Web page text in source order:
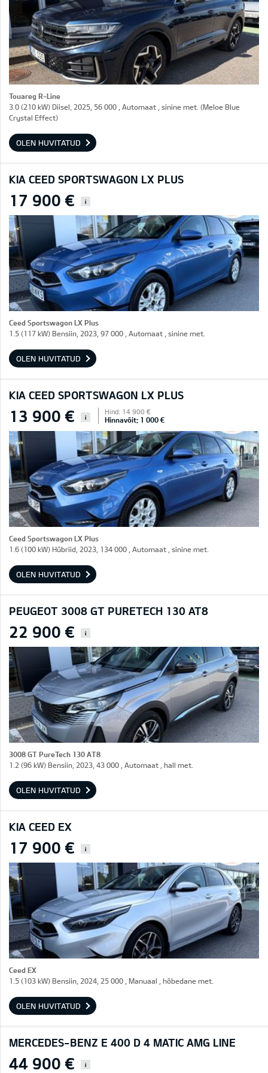
Touareg R-Line
3.0 (210 kW) Diisel, 2025, 56 000 , Automaat , sinine met. (Meloe Blue
Crystal Effect)
OLEN HUVITATUD
KIA CEED SPORTSWAGON LX PLUS
17 900 € i
Ceed Sportswagon LX Plus
1.5 (117 kW) Bensiin, 2023, 97 000 , Automaat , sinine met.
OLEN HUVITATUD
KIA CEED SPORTSWAGON LX PLUS
13 900 € i
Hind: 14 900 €
Hinnavõit: 1 000 €
Ceed Sportswagon LX Plus
1.6 (100 kW) Hübriid, 2023, 134 000 , Automaat , sinine met.
OLEN HUVITATUD
PEUGEOT 3008 GT PURETECH 130 AT8
22 900 € i
3008 GT PureTech 130 AT8
1.2 (96 kW) Bensiin, 2023, 43 000 , Automaat , hall met.
OLEN HUVITATUD
KIA CEED EX
17 900 € i
Ceed EX
1.5 (103 kW) Bensiin, 2024, 25 000 , Manuaal , hõbedane met.
OLEN HUVITATUD
MERCEDES-BENZ E 400 D 4 MATIC AMG LINE
44 900 € i